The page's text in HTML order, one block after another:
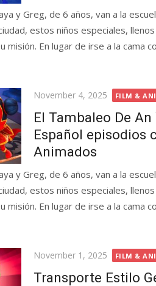
y Greg, de 6 años, van a la
estos niños especiales,
misión. En lugar de irse a la cama
Posted
November 4, 2025 FILM &
El Tambaleo De
Español episodios
Animados
y Greg, de 6 años, van a la
estos niños especiales,
misión. En lugar de irse a la cama
Posted
November 1, 2025 FILM &
Transporte Estilo